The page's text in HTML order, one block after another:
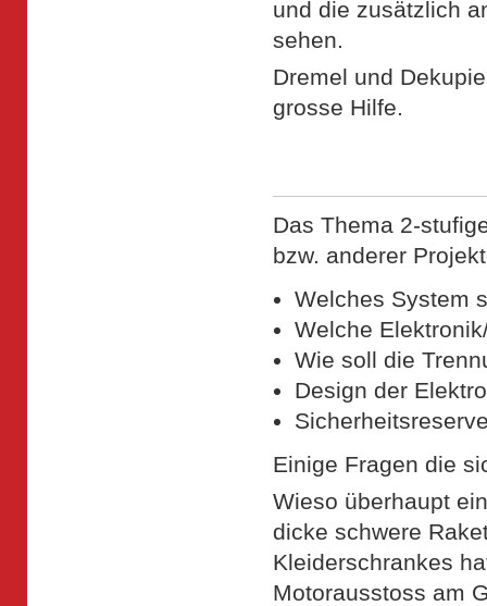
und die zusätzlich
sehen.
Dremel und
grosse Hilfe.
Das Thema 2-
bzw. anderer
Welches System
Welche
Wie soll die
Design der
Einige Fragen die
Wieso überhaupt
dicke schwere
Kleiderschrankes
Motorausstoss am